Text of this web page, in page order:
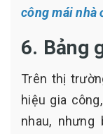
công mái nhà
6. Bảng
Trên thị
hiệu gia
nhau,